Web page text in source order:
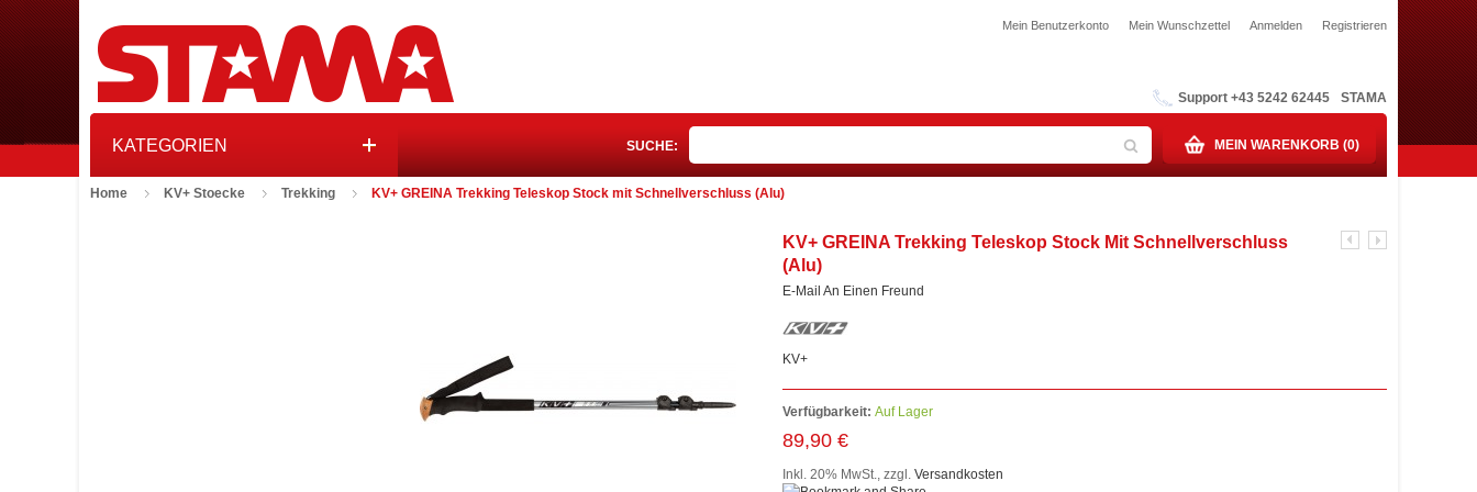
Mein Benutzerkonto Mein Wunschzettel Anmelden Registrieren
Support +43 5242 62445 STAMA
MEIN WARENKORB (0)
SUCHE:
KATEGORIEN
Home KV+ Stoecke Trekking KV+ GREINA Trekking Teleskop Stock mit Schnellverschluss (Alu)
KV+ GREINA Trekking Teleskop Stock Mit Schnellverschluss
(Alu)
E-Mail An Einen Freund
KV+
Verfügbarkeit: Auf Lager
89,90 €
Inkl. 20% MwSt., zzgl. Versandkosten